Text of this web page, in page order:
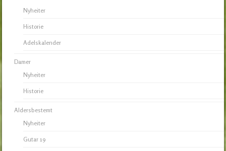
Nyheiter
Historie
Adelskalender
Damer
Nyheiter
Historie
Aldersbestemt
Nyheiter
Gutar 19